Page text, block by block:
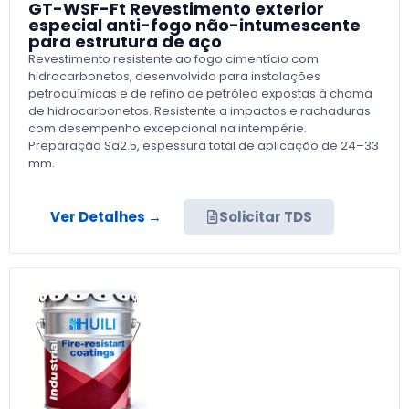
GT-WSF-Ft Revestimento exterior
especial anti-fogo não-intumescente
para estrutura de aço
Revestimento resistente ao fogo cimentício com
hidrocarbonetos, desenvolvido para instalações
petroquímicas e de refino de petróleo expostas à chama
de hidrocarbonetos. Resistente a impactos e rachaduras
com desempenho excepcional na intempérie.
Preparação Sa2.5, espessura total de aplicação de 24–33
mm.
Ver Detalhes → Solicitar TDS